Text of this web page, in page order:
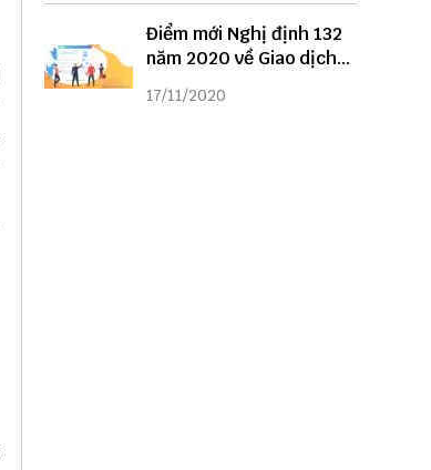
Điểm mới Nghị định 132
năm 2020 về Giao dịch
liên kết
17/11/2020